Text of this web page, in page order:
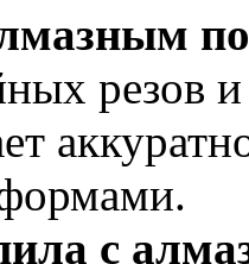
резов
с